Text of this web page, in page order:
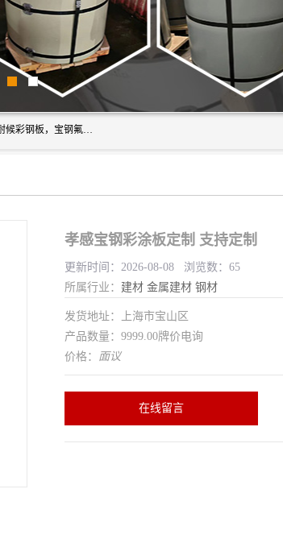
上海轩本实业有限公司主营产品：宝钢彩钢板、宝钢彩钢卷、宝钢彩涂板、宝钢彩涂卷、宝钢高耐候彩钢板，宝钢氟碳彩钢板。是一家集钢铁贸易，物流、加工为一体的产业全配套公司。
孝感宝钢彩涂板定制 支持定制
更新时间：2026-08-08 浏览数：65
所属行业： 建材 金属建材 钢材
发货地址：上海市宝山区
产品数量：9999.00牌价电询
价格： 面议
在线留言